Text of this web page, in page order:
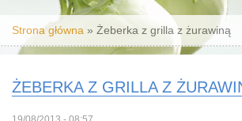
Jesteś tutaj
Strona główna » Żeberka z grilla z żurawiną
ŻEBERKA Z GRILLA Z